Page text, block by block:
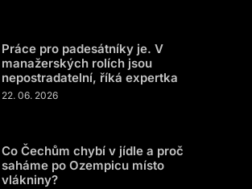
Práce pro padesátníky je. V
manažerských rolích jsou
nepostradatelní, říká expertka
22. 06. 2026
Co Čechům chybí v jídle a proč
saháme po Ozempicu místo
vlákniny?